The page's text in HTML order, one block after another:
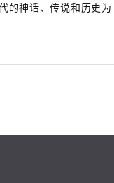
的神话、传说和历史为